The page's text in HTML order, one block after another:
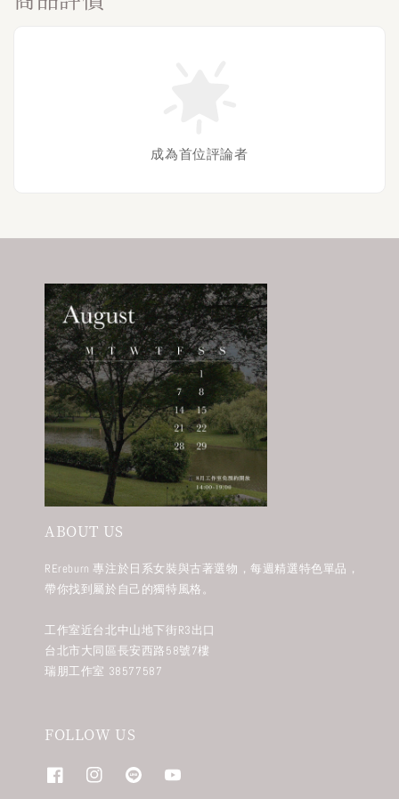
成為首位評論者
ABOUT US
REreburn 專注於日系女裝與古著選物，每週精選特色單品，
帶你找到屬於自己的獨特風格。
工作室近台北中山地下街R3出口
台北市大同區長安西路58號7樓
瑞朋工作室 38577587
FOLLOW US